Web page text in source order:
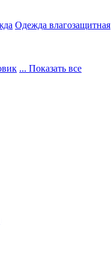
Одежда влагозащитная
... Показать все